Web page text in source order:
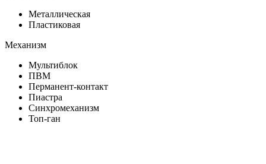
Металлическая
Пластиковая
Механизм
Мультиблок
ПВМ
Перманент-контакт
Пиастра
Синхромеханизм
Топ-ган